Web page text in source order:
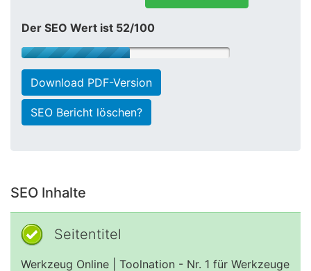
Der SEO Wert ist 52/100
Download PDF-Version
SEO Bericht löschen?
SEO Inhalte
Seitentitel
Werkzeug Online | Toolnation - Nr. 1 für Werkzeuge